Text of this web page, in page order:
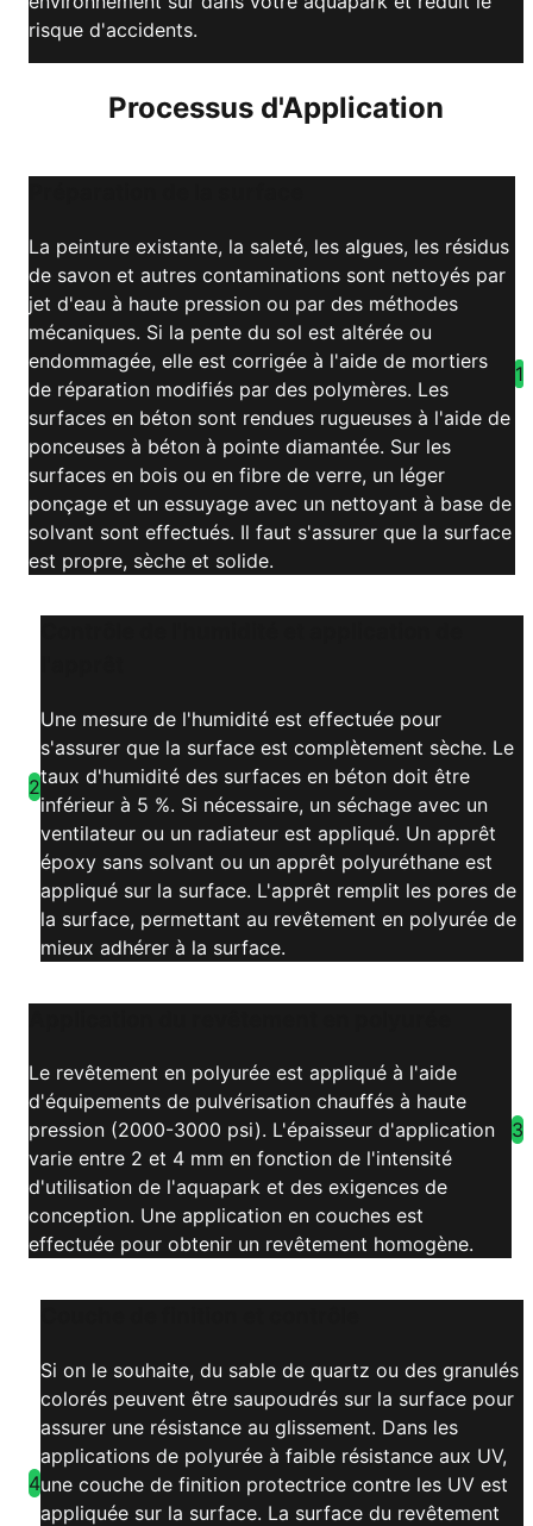
risque d'accidents.
Processus d'Application
La peinture existante, la saleté, les algues, les résidus
de savon et autres contaminations sont nettoyés par
jet d'eau à haute pression ou par des méthodes
mécaniques. Si la pente du sol est altérée ou
endommagée, elle est corrigée à l'aide de mortiers
de réparation modifiés par des polymères. Les
surfaces en béton sont rendues rugueuses à l'aide de
ponceuses à béton à pointe diamantée. Sur les
surfaces en bois ou en fibre de verre, un léger
ponçage et un essuyage avec un nettoyant à base de
solvant sont effectués. Il faut s'assurer que la surface
est propre, sèche et solide.
1
2
Une mesure de l'humidité est effectuée pour
s'assurer que la surface est complètement sèche. Le
taux d'humidité des surfaces en béton doit être
inférieur à 5 %. Si nécessaire, un séchage avec un
ventilateur ou un radiateur est appliqué. Un apprêt
époxy sans solvant ou un apprêt polyuréthane est
appliqué sur la surface. L'apprêt remplit les pores de
la surface, permettant au revêtement en polyurée de
mieux adhérer à la surface.
Le revêtement en polyurée est appliqué à l'aide
d'équipements de pulvérisation chauffés à haute
pression (2000-3000 psi). L'épaisseur d'application
varie entre 2 et 4 mm en fonction de l'intensité
d'utilisation de l'aquapark et des exigences de
conception. Une application en couches est
effectuée pour obtenir un revêtement homogène.
3
4
Si on le souhaite, du sable de quartz ou des granulés
colorés peuvent être saupoudrés sur la surface pour
assurer une résistance au glissement. Dans les
applications de polyurée à faible résistance aux UV,
une couche de finition protectrice contre les UV est
appliquée sur la surface. La surface du revêtement